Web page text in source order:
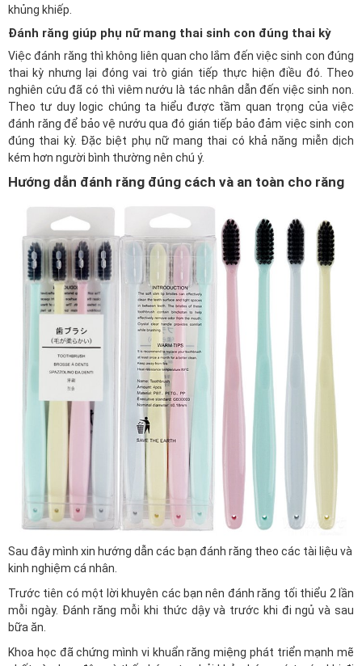
khủng khiếp.
Đánh răng giúp phụ nữ mang thai sinh con đúng thai kỳ
Việc đánh răng thì không liên quan cho lắm đến việc sinh con đúng
thai kỳ nhưng lại đóng vai trò gián tiếp thực hiện điều đó. Theo
nghiên cứu đã có thì viêm nướu là tác nhân dẫn đến việc sinh non.
Theo tư duy logic chúng ta hiểu được tầm quan trọng của việc
đánh răng để bảo vệ nướu qua đó gián tiếp bảo đảm việc sinh con
đúng thai kỳ. Đặc biệt phụ nữ mang thai có khả năng miễn dịch
kém hơn người bình thường nên chú ý.
Hướng dẫn đánh răng đúng cách và an toàn cho răng
Sau đây mình xin hướng dẫn các bạn đánh răng theo các tài liệu và
kinh nghiệm cá nhân.
Trước tiên có một lời khuyên các bạn nên đánh răng tối thiểu 2 lần
mỗi ngày. Đánh răng mỗi khi thức dậy và trước khi đi ngủ và sau
bữa ăn.
Khoa học đã chứng mình vi khuẩn răng miệng phát triển mạnh mẽ